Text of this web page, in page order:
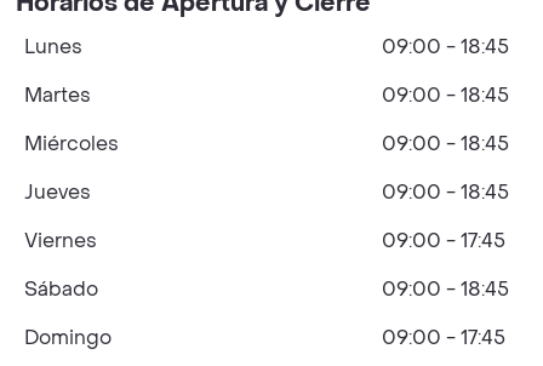
Lunes
09:00 - 18:45
Martes
09:00 - 18:45
Miércoles
09:00 - 18:45
Jueves
09:00 - 18:45
Viernes
09:00 - 17:45
Sábado
09:00 - 18:45
Domingo
09:00 - 17:45